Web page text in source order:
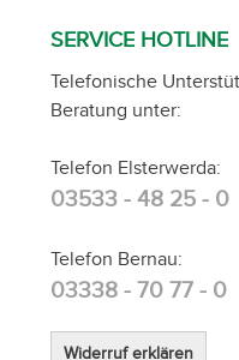
SERVICE HOTLINE
Telefonische
Beratung unter:
Telefon Elsterwerda:
03533 - 48 25 - 0
Telefon Bernau:
03338 - 70 77 - 0
Widerruf erklären